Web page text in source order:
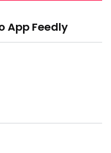
App Feedly